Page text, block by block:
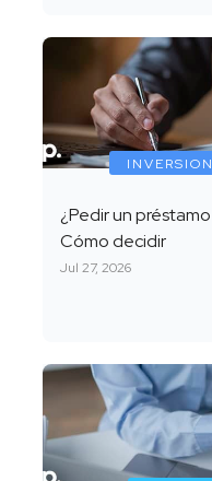
¿Pedir un
Cómo decidir
Jul 27, 2026